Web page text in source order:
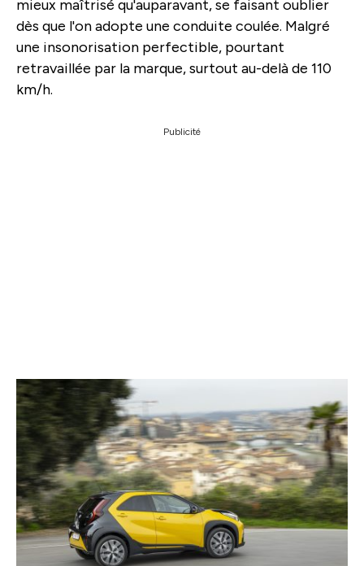
mieux maîtrisé qu'auparavant, se faisant oublier
dès que l'on adopte une conduite coulée. Malgré
une insonorisation perfectible, pourtant
retravaillée par la marque, surtout au-delà de 110
km/h.
Publicité